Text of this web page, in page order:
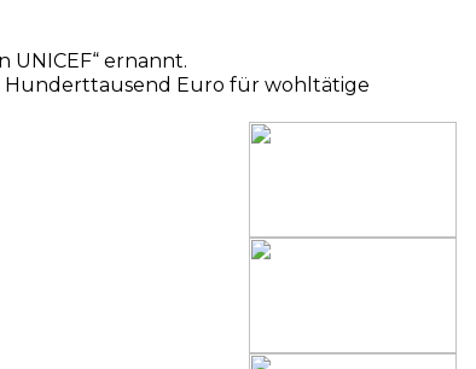
ernannt.
Hunderttausend Euro für wohltätige